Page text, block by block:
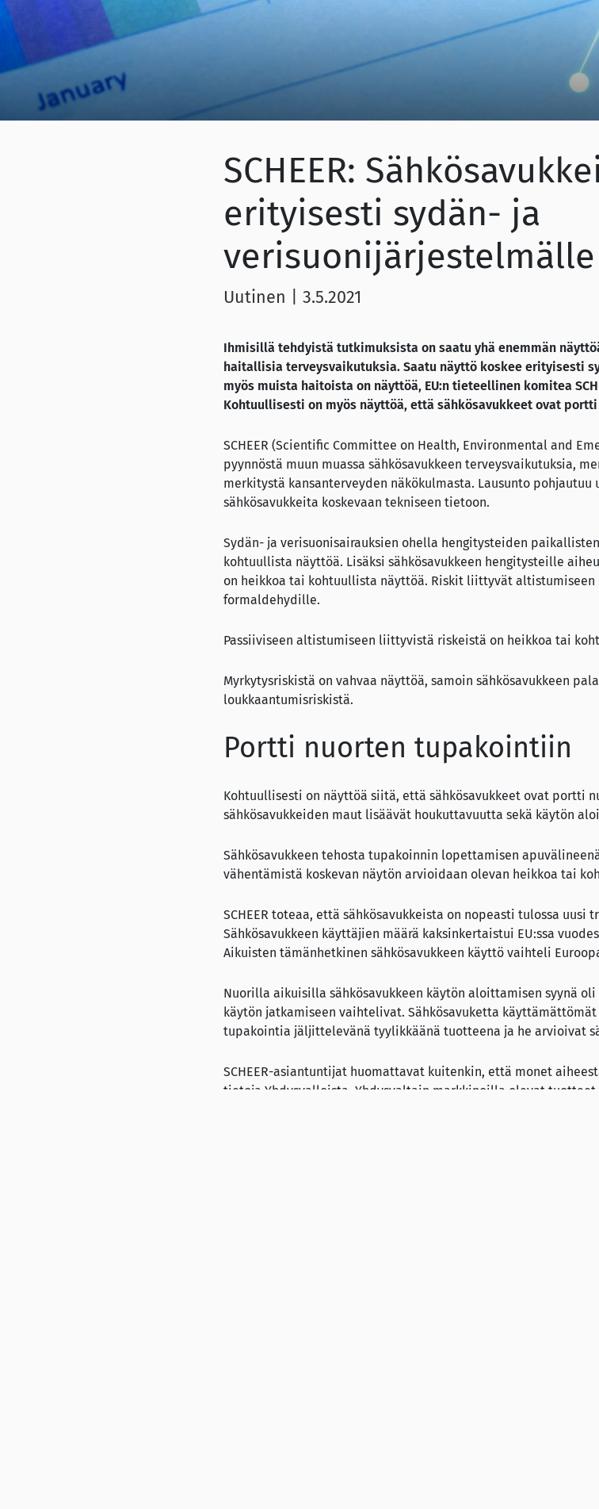
SCHEER:
erityisesti sydän- ja
verisuonijärjestelmälle
Uutinen 3.5.2021
Ihmisillä tehdyistä tutkimuksista on saatu yhä enemmän
haitallisia terveysvaikutuksia. Saatu näyttö koskee erityisesti
myös muista haitoista on näyttöä, EU:n tieteellinen komitea
Kohtuullisesti on myös näyttöä, että sähkösavukkeet ovat
SCHEER (Scientific Committee on Health, Environmental and
pyynnöstä muun muassa sähkösavukkeen terveysvaikutuksia,
merkitystä kansanterveyden näkökulmasta. Lausunto
sähkösavukkeita koskevaan tekniseen tietoon.
Sydän- ja verisuonisairauksien ohella hengitysteiden
kohtuullista näyttöä. Lisäksi sähkösavukkeen hengitysteille
on heikkoa tai kohtuullista näyttöä. Riskit liittyvät
formaldehydille.
Passiiviseen altistumiseen liittyvistä riskeistä on heikkoa tai
Myrkytysriskistä on vahvaa näyttöä, samoin sähkösavukkeen
loukkaantumisriskistä.
Portti nuorten tupakointiin
Kohtuullisesti on näyttöä siitä, että sähkösavukkeet ovat portti
sähkösavukkeiden maut lisäävät houkuttavuutta sekä käytön
Sähkösavukkeen tehosta tupakoinnin lopettamisen
vähentämistä koskevan näytön arvioidaan olevan heikkoa tai
SCHEER toteaa, että sähkösavukkeista on nopeasti tulossa uusi
Sähkösavukkeen käyttäjien määrä kaksinkertaistui EU:ssa
Aikuisten tämänhetkinen sähkösavukkeen käyttö vaihteli
Nuorilla aikuisilla sähkösavukkeen käytön aloittamisen syynä
käytön jatkamiseen vaihtelivat. Sähkösavuketta
tupakointia jäljittelevänä tyylikkäänä tuotteena ja he arvioivat
SCHEER-asiantuntijat huomattavat kuitenkin, että monet
tietoja Yhdysvalloista. Yhdysvaltain markkinoilla olevat